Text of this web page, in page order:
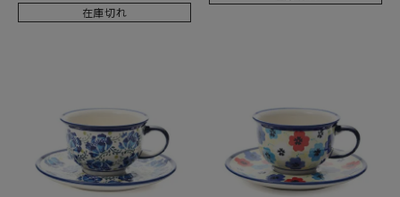
在庫切れ